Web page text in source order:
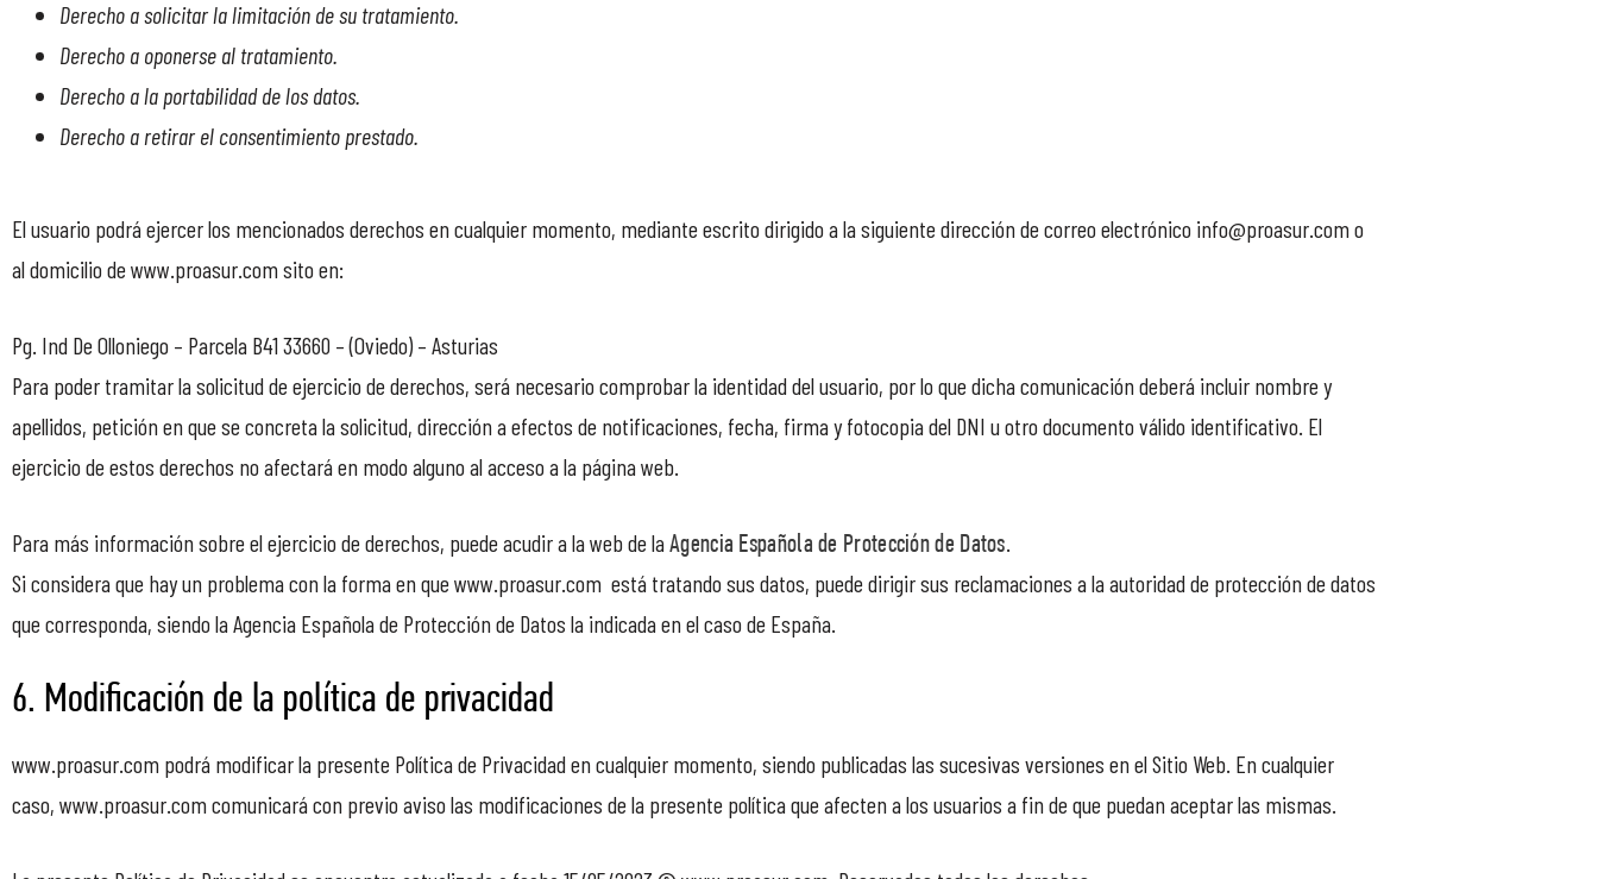
Derecho a solicitar la limitación de su tratamiento.
Derecho a oponerse al tratamiento.
Derecho a la portabilidad de los datos.
Derecho a retirar el consentimiento prestado.
El usuario podrá ejercer los mencionados derechos en cualquier momento, mediante escrito dirigido a la siguiente dirección de correo electrónico info@proasur.com o
al domicilio de www.proasur.com sito en:
Pg. Ind De Olloniego – Parcela B41 33660 – (Oviedo) – Asturias
Para poder tramitar la solicitud de ejercicio de derechos, será necesario comprobar la identidad del usuario, por lo que dicha comunicación deberá incluir nombre y
apellidos, petición en que se concreta la solicitud, dirección a efectos de notificaciones, fecha, firma y fotocopia del DNI u otro documento válido identificativo. El
ejercicio de estos derechos no afectará en modo alguno al acceso a la página web.
Para más información sobre el ejercicio de derechos, puede acudir a la web de laAgencia Española de Protección de Datos
Si considera que hay un problema con la forma en que www.proasur.com está tratando sus datos, puede dirigir sus reclamaciones a la autoridad de protección de datos
que corresponda, siendo la Agencia Española de Protección de Datos la indicada en el caso de España.
6. Modificación de la política de privacidad
www.proasur.com podrá modificar la presente Política de Privacidad en cualquier momento, siendo publicadas las sucesivas versiones en el Sitio Web. En cualquier
caso, www.proasur.com comunicará con previo aviso las modificaciones de la presente política que afecten a los usuarios a fin de que puedan aceptar las mismas.